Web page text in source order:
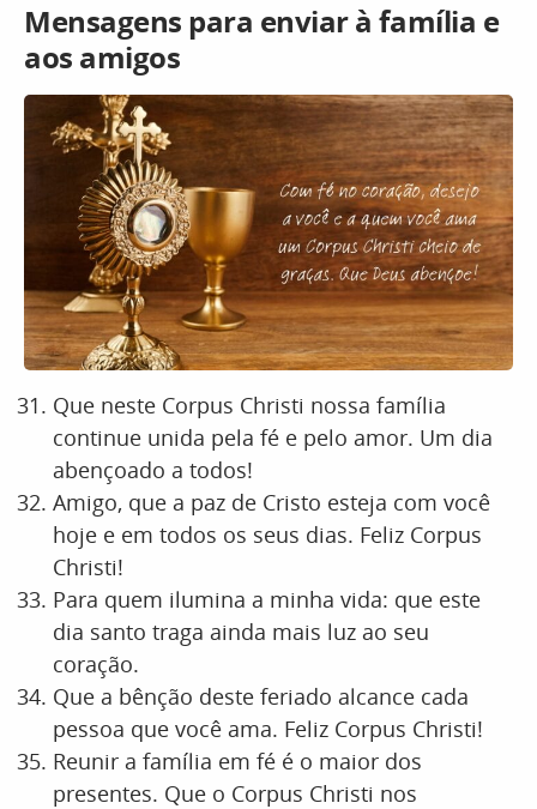
Mensagens para enviar à família e
aos amigos
Que neste Corpus Christi nossa família
continue unida pela fé e pelo amor. Um dia
abençoado a todos!
Amigo, que a paz de Cristo esteja com você
hoje e em todos os seus dias. Feliz Corpus
Christi!
Para quem ilumina a minha vida: que este
dia santo traga ainda mais luz ao seu
coração.
Que a bênção deste feriado alcance cada
pessoa que você ama. Feliz Corpus Christi!
Reunir a família em fé é o maior dos
presentes. Que o Corpus Christi nos